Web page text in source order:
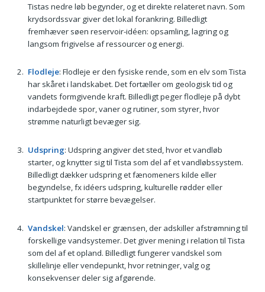
Tistas nedre løb begynder, og et direkte relateret navn. Som
krydsordssvar giver det lokal forankring. Billedligt
fremhæver søen reservoir-idéen: opsamling, lagring og
langsom frigivelse af ressourcer og energi.
Flodleje: Flodleje er den fysiske rende, som en elv som Tista
har skåret i landskabet. Det fortæller om geologisk tid og
vandets formgivende kraft. Billedligt peger flodleje på dybt
indarbejdede spor, vaner og rutiner, som styrer, hvor
strømme naturligt bevæger sig.
Udspring: Udspring angiver det sted, hvor et vandløb
starter, og knytter sig til Tista som del af et vandløbssystem.
Billedligt dækker udspring et fænomeners kilde eller
begyndelse, fx idéers udspring, kulturelle rødder eller
startpunktet for større bevægelser.
Vandskel: Vandskel er grænsen, der adskiller afstrømning til
forskellige vandsystemer. Det giver mening i relation til Tista
som del af et opland. Billedligt fungerer vandskel som
skillelinje eller vendepunkt, hvor retninger, valg og
konsekvenser deler sig afgørende.